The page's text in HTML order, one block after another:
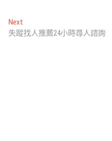
NextNext
post:
失蹤找人推薦24小時尋人諮詢